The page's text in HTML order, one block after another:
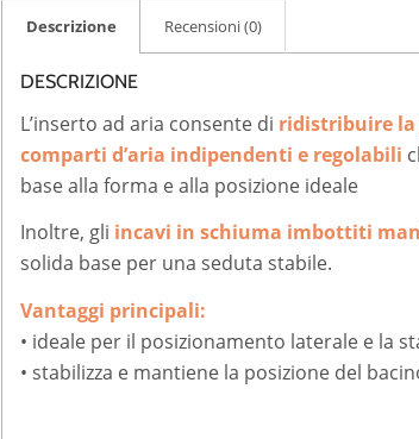
Descrizione Recensioni (0)
DESCRIZIONE
L’inserto ad aria consente di ridistribuire la
comparti d’aria indipendenti e regolabili
base alla forma e alla posizione ideale
Inoltre, gli incavi in schiuma imbottiti
solida base per una seduta stabile.
Vantaggi principali:
• ideale per il posizionamento laterale e la
• stabilizza e mantiene la posizione del